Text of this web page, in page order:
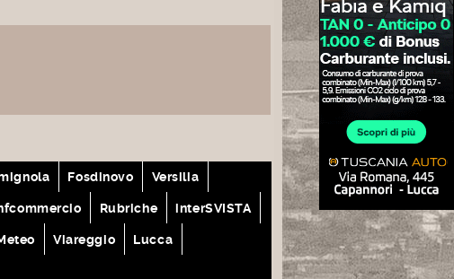
Fosdinovo Versilia
Rubriche interSVISTA
Viareggio Lucca